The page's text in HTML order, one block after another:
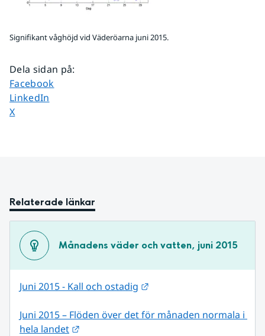
Signifikant våghöjd vid Väderöarna juni 2015.
Dela sidan på:
Dela sidan på
Facebook
Dela sidan på
LinkedIn
Dela sidan på
X
Relaterade länkar
Månadens väder och vatten, juni 2015
Juni 2015 - Kall och ostadig
Juni 2015 – Flöden över det för månaden normala i
hela landet